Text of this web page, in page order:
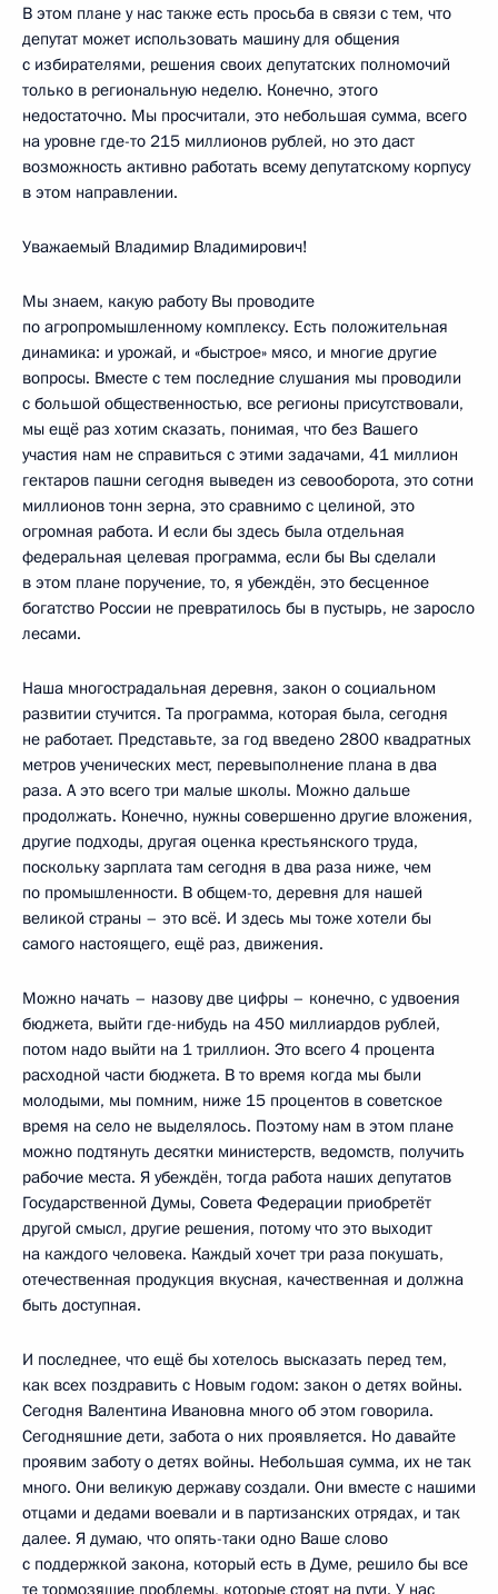
В этом плане у нас также есть просьба в связи с тем, что
депутат может использовать машину для общения
с избирателями, решения своих депутатских полномочий
только в региональную неделю. Конечно, этого
недостаточно. Мы просчитали, это небольшая сумма, всего
на уровне где-то 215 миллионов рублей, но это даст
возможность активно работать всему депутатскому корпусу
в этом направлении.
Уважаемый Владимир Владимирович!
Мы знаем, какую работу Вы проводите
по агропромышленному комплексу. Есть положительная
динамика: и урожай, и «быстрое» мясо, и многие другие
вопросы. Вместе с тем последние слушания мы проводили
с большой общественностью, все регионы присутствовали,
мы ещё раз хотим сказать, понимая, что без Вашего
участия нам не справиться с этими задачами, 41 миллион
гектаров пашни сегодня выведен из севооборота, это сотни
миллионов тонн зерна, это сравнимо с целиной, это
огромная работа. И если бы здесь была отдельная
федеральная целевая программа, если бы Вы сделали
в этом плане поручение, то, я убеждён, это бесценное
богатство России не превратилось бы в пустырь, не заросло
лесами.
Наша многострадальная деревня, закон о социальном
развитии стучится. Та программа, которая была, сегодня
не работает. Представьте, за год введено 2800 квадратных
метров ученических мест, перевыполнение плана в два
раза. А это всего три малые школы. Можно дальше
продолжать. Конечно, нужны совершенно другие вложения,
другие подходы, другая оценка крестьянского труда,
поскольку зарплата там сегодня в два раза ниже, чем
по промышленности. В общем-то, деревня для нашей
великой страны – это всё. И здесь мы тоже хотели бы
самого настоящего, ещё раз, движения.
Можно начать – назову две цифры – конечно, с удвоения
бюджета, выйти где-нибудь на 450 миллиардов рублей,
потом надо выйти на 1 триллион. Это всего 4 процента
расходной части бюджета. В то время когда мы были
молодыми, мы помним, ниже 15 процентов в советское
время на село не выделялось. Поэтому нам в этом плане
можно подтянуть десятки министерств, ведомств, получить
рабочие места. Я убеждён, тогда работа наших депутатов
Государственной Думы, Совета Федерации приобретёт
другой смысл, другие решения, потому что это выходит
на каждого человека. Каждый хочет три раза покушать,
отечественная продукция вкусная, качественная и должна
быть доступная.
И последнее, что ещё бы хотелось высказать перед тем,
как всех поздравить с Новым годом: закон о детях войны.
Сегодня Валентина Ивановна много об этом говорила.
Сегодняшние дети, забота о них проявляется. Но давайте
проявим заботу о детях войны. Небольшая сумма, их не так
много. Они великую державу создали. Они вместе с нашими
отцами и дедами воевали и в партизанских отрядах, и так
далее. Я думаю, что опять-таки одно Ваше слово
с поддержкой закона, который есть в Думе, решило бы все
те тормозящие проблемы, которые стоят на пути. У нас